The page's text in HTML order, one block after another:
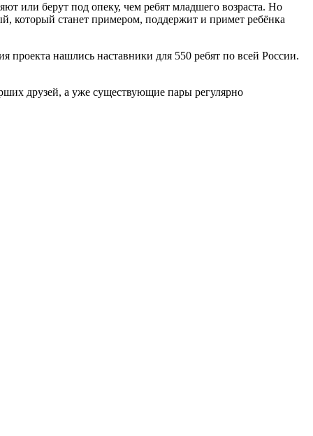
или берут под опеку, чем ребят младшего возраста. Но
который станет примером, поддержит и примет ребёнка
проекта нашлись наставники для 550 ребят по всей России.
друзей, а уже существующие пары регулярно